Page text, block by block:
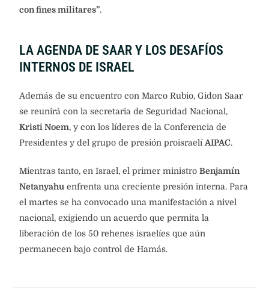
con fines militares”.
LA AGENDA DE SAAR Y LOS DESAFÍOS
INTERNOS DE ISRAEL
Además de su encuentro con Marco Rubio, Gidon Saar
se reunirá con la secretaria de Seguridad Nacional,
Kristi Noem, y con los líderes de la Conferencia de
Presidentes y del grupo de presión proisraelí AIPAC.
Mientras tanto, en Israel, el primer ministro Benjamín
Netanyahu enfrenta una creciente presión interna. Para
el martes se ha convocado una manifestación a nivel
nacional, exigiendo un acuerdo que permita la
liberación de los 50 rehenes israelíes que aún
permanecen bajo control de Hamás.